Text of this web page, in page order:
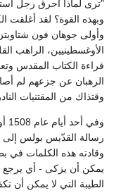
"ترى لماذا أحرق رجل
وأولى جوهان فون
الأوغسطينيين، الراهب
قراءة الكتاب المقدس
الرهبان عن جزعهم لم
وقتذاك من المقتنيات
وقادته هذه الكلمات في
يمكن أن يزكى - أي يرجع
الطيبة التي لا يمكن أن